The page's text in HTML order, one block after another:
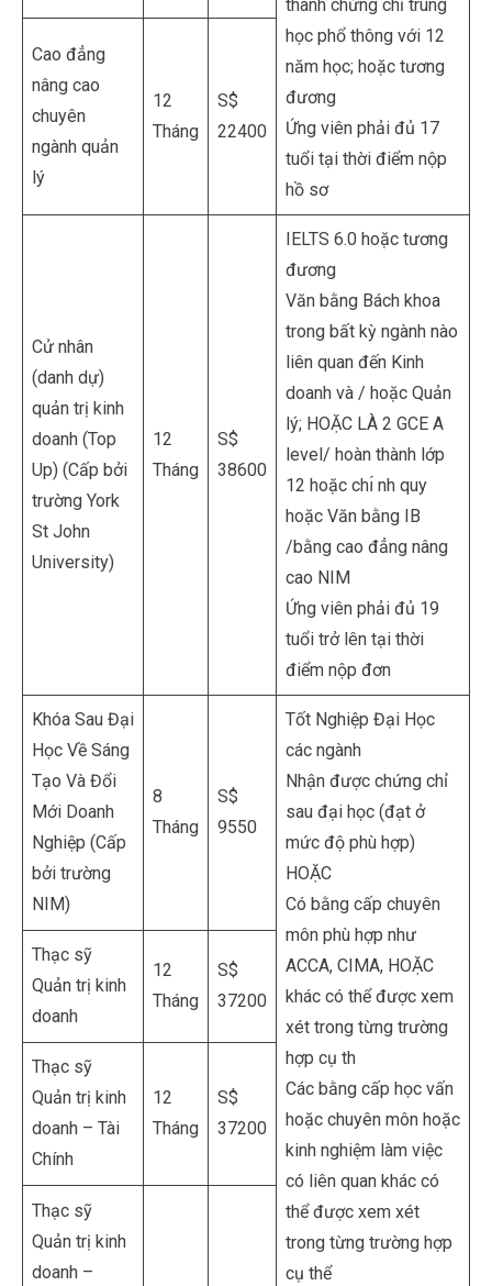
thành chứng chỉ trung
học phổ thông với 12
năm học; hoặc tương
đương
Ứng viên phải đủ 17
tuổi tại thời điểm nộp
hồ sơ
Cao đẳng
nâng cao
chuyên
ngành quản
lý
12
Tháng
S$
22400
Cử nhân
(danh dự)
quản trị kinh
doanh (Top
Up) (Cấp bởi
trường York
St John
University)
12
Tháng
S$
38600
IELTS 6.0 hoặc tương
đương
Văn bằng Bách khoa
trong bất kỳ ngành nào
liên quan đến Kinh
doanh và / hoặc Quản
lý; HOẶC LÀ 2 GCE A
level/ hoàn thành lớp
12 hoặc chı́ nh quy
hoặc Văn bằng IB
/bằng cao đẳng nâng
cao NIM
Ứng viên phải đủ 19
tuổi trở lên tại thời
điểm nộp đơn
Khóa Sau Đại
Học Về Sáng
Tạo Và Đổi
Mới Doanh
Nghiệp (Cấp
bởi trường
NIM)
8
Tháng
S$
9550
Tốt Nghiệp Đại Học
các ngành
Nhận được chứng chỉ
sau đại học (đạt ở
mức độ phù hợp)
HOẶC
Có bằng cấp chuyên
môn phù hợp như
ACCA, CIMA, HOẶC
khác có thể được xem
xét trong từng trường
hợp cụ th
Các bằng cấp học vấn
hoặc chuyên môn hoặc
kinh nghiệm làm việc
có liên quan khác có
thể được xem xét
trong từng trường hợp
cụ thể
Thạc sỹ
Quản trị kinh
doanh
12
Tháng
S$
37200
Thạc sỹ
Quản trị kinh
doanh – Tài
Chính
12
Tháng
S$
37200
Thạc sỹ
Quản trị kinh
doanh –